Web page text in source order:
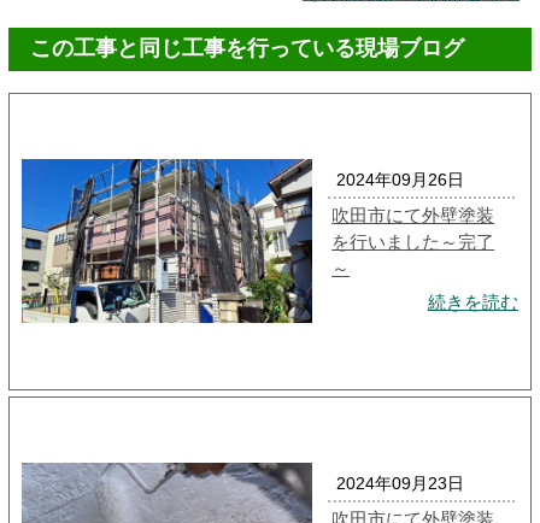
この工事と同じ工事を行っている現場ブログ
2024年09月26日
吹田市にて外壁塗装
を行いました～完了
～
続きを読む
2024年09月23日
吹田市にて外壁塗装